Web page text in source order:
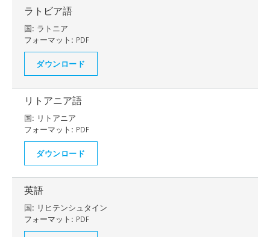
ラトビア語
国: ラトニア
フォーマット: PDF
ダウンロード
リトアニア語
国: リトアニア
フォーマット: PDF
ダウンロード
英語
国: リヒテンシュタイン
フォーマット: PDF